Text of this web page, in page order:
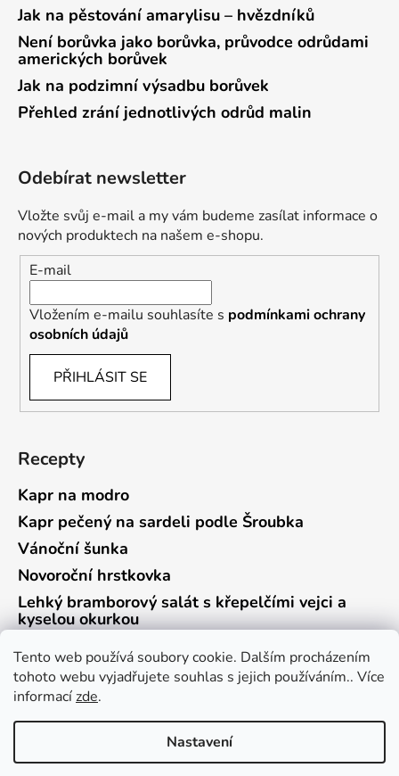
Tento web používá soubory cookie. Dalším procházením
tohoto webu vyjadřujete souhlas s jejich používáním.. Více
informacízde.
Nastavení
Jak na pěstování amarylisu – hvězdníků
Není borůvka jako borůvka, průvodce odrůdami
amerických borůvek
Jak na podzimní výsadbu borůvek
Přehled zrání jednotlivých odrůd malin
Odebírat newsletter
Vložte svůj e-mail a my vám budeme zasílat informace o
nových produktech na našem e-shopu.
E-mail
Vložením e-mailu souhlasíte s podmínkami ochrany
osobních údajů
PŘIHLÁSIT SE
Recepty
Kapr na modro
Kapr pečený na sardeli podle Šroubka
Vánoční šunka
Novoroční hrstkovka
Lehký bramborový salát s křepelčími vejci a
kyselou okurkou
Vrácení zboží a reklamace Kontaktní formulář